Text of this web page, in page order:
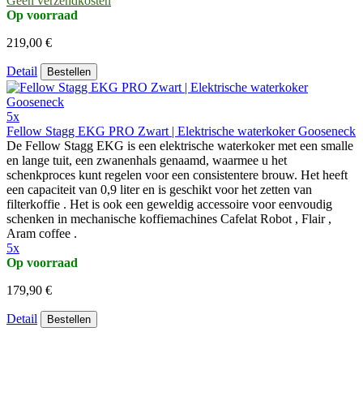
Op voorraad
219,00 €
Detail Bestellen
5x
Fellow Stagg EKG PRO Zwart | Elektrische waterkoker Gooseneck
De Fellow Stagg EKG is een elektrische waterkoker met een smalle
en lange tuit, een zwanenhals genaamd, waarmee u het
schenkproces kunt regelen voor een consistentere brouw. Het heeft
een capaciteit van 0,9 liter en is geschikt voor het zetten van
filterkoffie . Het is ook een geweldig accessoire voor eenvoudig
schenken in mechanische koffiemachines Cafelat Robot , Flair ,
Aram coffee .
5x
Op voorraad
179,90 €
Detail Bestellen